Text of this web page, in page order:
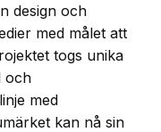
design och
med målet att
togs unika
och
med
kan nå sin